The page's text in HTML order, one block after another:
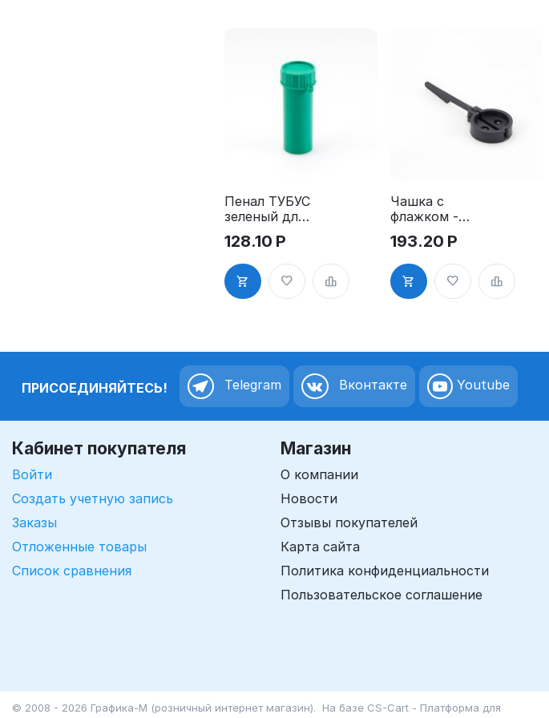
Пенал ТУБУС
зеленый для
ключей
пластиковый
100 мм,
диаметр 40
мм
128.10 Р
Чашка с
флажком -
пластик, д.
25 мм
193.20 Р
ПРИСОЕДИНЯЙТЕСЬ! Telegram Вконтакте Youtube
Кабинет покупателя
Войти
Создать учетную запись
Заказы
Отложенные товары
Список сравнения
Магазин
О компании
Новости
Отзывы покупателей
Карта сайта
Политика конфиденциальности
Пользовательское соглашение
© 2008 - 2026 Графика-М (розничный интернет магазин). На базе CS-Cart - Платформа для